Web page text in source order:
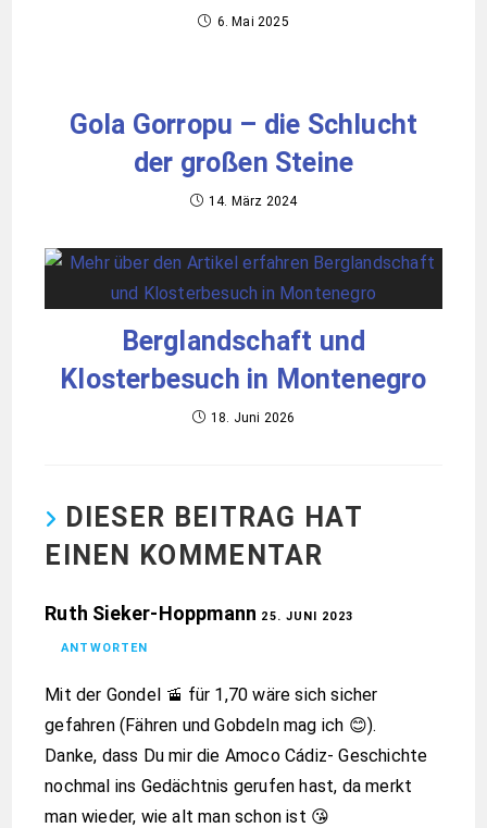
6. Mai 2025
Gola Gorropu – die Schlucht
der großen Steine
14. März 2024
Berglandschaft und
Klosterbesuch in Montenegro
18. Juni 2026
DIESER BEITRAG HAT
EINEN KOMMENTAR
Ruth Sieker-Hoppmann 25. JUNI 2023
ANTWORTEN
Mit der Gondel 🚡 für 1,70 wäre sich sicher
gefahren (Fähren und Gobdeln mag ich 😊).
Danke, dass Du mir die Amoco Cádiz- Geschichte
nochmal ins Gedächtnis gerufen hast, da merkt
man wieder, wie alt man schon ist 😘